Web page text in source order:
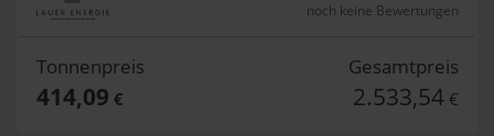
noch keine Bewertungen
Tonnenpreis
414,09 €
Gesamtpreis
2.533,54 €